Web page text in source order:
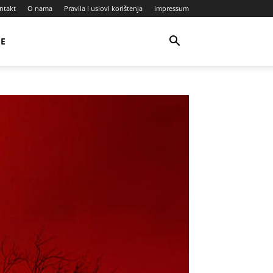
O nama Pravila i uslovi korištenja Impressum